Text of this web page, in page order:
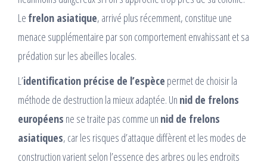
Le frelon asiatique, arrivé plus récemment, constitue une
menace supplémentaire par son comportement envahissant et sa
prédation sur les abeilles locales.
L’identification précise de l’espèce permet de choisir la
méthode de destruction la mieux adaptée. Un nid de frelons
européens ne se traite pas comme un nid de frelons
asiatiques, car les risques d’attaque diffèrent et les modes de
construction varient selon l’essence des arbres ou les endroits